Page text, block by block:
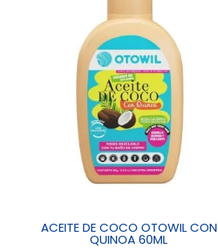
ACEITE DE COCO OTOWIL CON
QUINOA 60ML